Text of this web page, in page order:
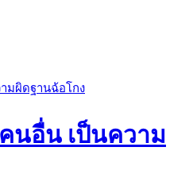
นอื่น เป็นความ